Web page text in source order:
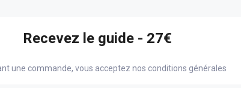
Recevez le guide - 27€
une commande, vous acceptez nos conditions générales